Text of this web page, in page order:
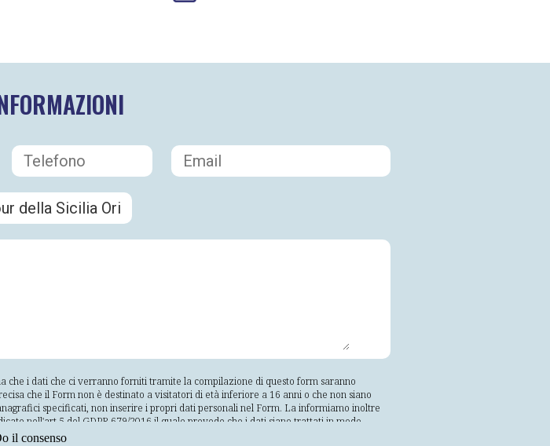
che i dati che ci verranno forniti tramite la compilazione di questo form saranno
che il Form non è destinato a visitatori di età inferiore a 16 anni o che non siano
specificati, non inserire i propri dati personali nel Form. La informiamo inoltre
nell'art.5 del GDPR 679/2016 il quale prevede che i dati siano trattati in modo
esplicite e legittime e successivamente trattati in modo che non sia
il consenso